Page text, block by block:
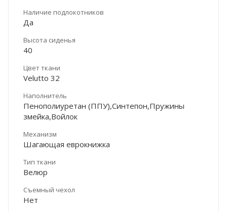
Наличие подлокотников
Да
Высота сиденья
40
Цвет ткани
Velutto 32
Наполнитель
Пенополиуретан (ППУ),Синтепон,Пружины
змейка,Войлок
Механизм
Шагающая еврокнижка
Тип ткани
Велюр
Съемный чехол
Нет